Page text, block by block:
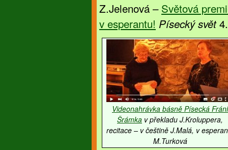
Z.Jelenová – Světová
v esperantu! Písecký svět
Videonahrávka básně Písecká Fráni
Šrámka v překladu J.Kroluppera,
recitace – v češtině J.Malá, v
M.Turková